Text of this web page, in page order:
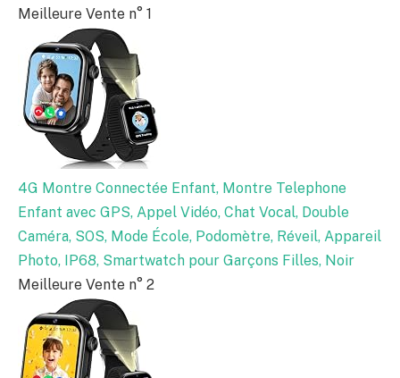
Meilleure Vente n° 1
4G Montre Connectée Enfant, Montre Telephone
Enfant avec GPS, Appel Vidéo, Chat Vocal, Double
Caméra, SOS, Mode École, Podomètre, Réveil, Appareil
Photo, IP68, Smartwatch pour Garçons Filles, Noir
Meilleure Vente n° 2